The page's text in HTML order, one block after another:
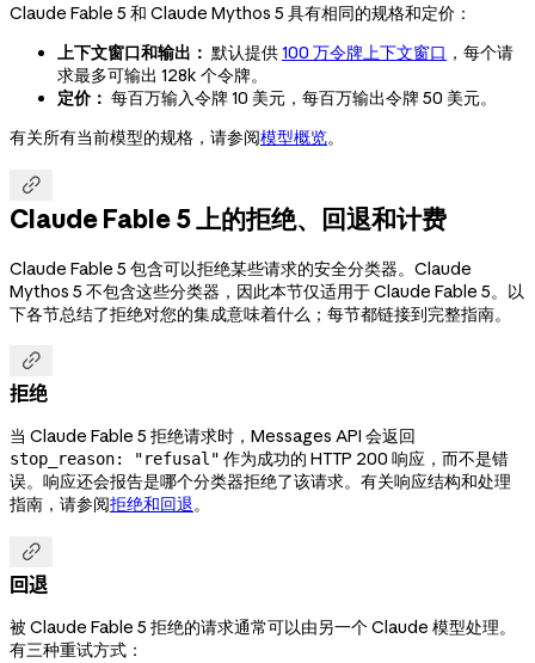
Claude Fable 5 和 Claude Mythos 5 具有相同的规格和定价：
上下文窗口和输出： 默认提供100 万令牌上下文窗口 ，每个请
求最多可输出 128k 个令牌。
定价： 每百万输入令牌 10 美元，每百万输出令牌 50 美元。
有关所有当前模型的规格，请参阅模型概览。

Claude Fable 5 上的拒绝、回退和计费
Claude Fable 5 包含可以拒绝某些请求的安全分类器。Claude
Mythos 5 不包含这些分类器，因此本节仅适用于 Claude Fable 5。以
下各节总结了拒绝对您的集成意味着什么；每节都链接到完整指南。

拒绝
当 Claude Fable 5 拒绝请求时，Messages API 会返回
stop_reason: "refusal" 作为成功的 HTTP 200 响应，而不是错
误。响应还会报告是哪个分类器拒绝了该请求。有关响应结构和处理
指南，请参阅拒绝和回退。

回退
被 Claude Fable 5 拒绝的请求通常可以由另一个 Claude 模型处理。
有三种重试方式：